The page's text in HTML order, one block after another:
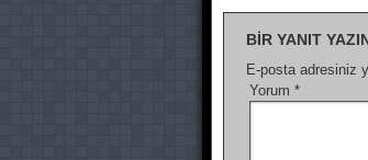
BIR YANIT
E-posta adresiniz
Yorum *